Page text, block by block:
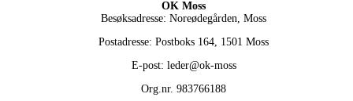
OK Moss
Besøksadresse: Noreødegården, Moss
Postadresse: Postboks 164, 1501 Moss
E-post: leder@ok-moss
Org.nr. 983766188